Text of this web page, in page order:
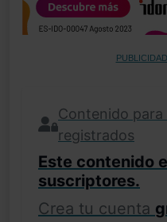
PUBLICIDAD
Contenido para
registrados
Este contenido
suscriptores.
Crea tu cuenta